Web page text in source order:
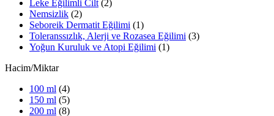
Leke Eğilimli Cilt (2)
Nemsizlik (2)
Seboreik Dermatit Eğilimi (1)
Toleranssızlık, Alerji ve Rozasea Eğilimi (3)
Yoğun Kuruluk ve Atopi Eğilimi (1)
Hacim/Miktar
100 ml (4)
150 ml (5)
200 ml (8)